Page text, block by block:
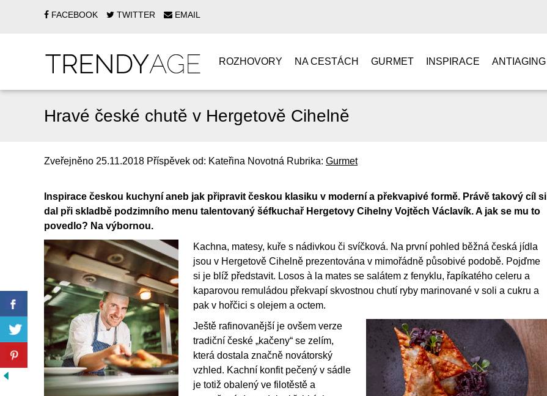
FACEBOOK TWITTER EMAIL
ROZHOVORY NA CESTÁCH GURMET INSPIRACE ANTIAGING
Hravé české chutě v Hergetově Cihelně
Zveřejněno 25.11.2018 Příspěvek od: Kateřina Novotná Rubrika: Gurmet
Inspirace českou kuchyní aneb jak připravit českou klasiku v moderní a překvapivé formě. Právě takový cíl si
dal při skladbě podzimního menu talentovaný šéfkuchař Hergetovy Cihelny Vojtěch Václavík. A jak se mu to
povedlo? Na výbornou.
Kachna, matesy, kuře s nádivkou či svíčková. Na první pohled běžná česká jídla
jsou v Hergetově Cihelně prezentována v mimořádně působivé podobě. Pojďme
si je blíž představit. Losos à la mates se salátem z fenyklu, řapíkatého celeru a
kaparovou remuládou překvapí skvostnou chutí ryby marinované v soli a cukru a
pak v hořčici s olejem a octem.
Ještě rafinovanější je ovšem verze
tradiční české „kačeny“ se zelím,
která dostala značně novátorský
vzhled. Kachní konfit pečený v sádle
je totiž obalený ve filotěstě a